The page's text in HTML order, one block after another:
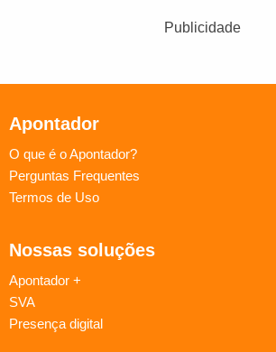
Publicidade
Apontador
O que é o Apontador?
Perguntas Frequentes
Termos de Uso
Nossas soluções
Apontador +
SVA
Presença digital